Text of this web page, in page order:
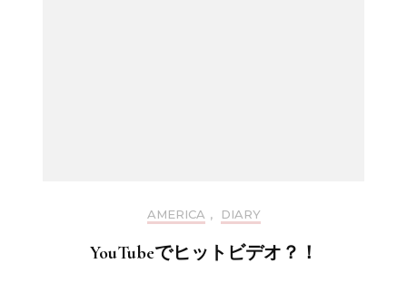
AMERICA , DIARY
YouTubeでヒットビデオ？！